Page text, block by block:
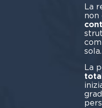
La
non
La